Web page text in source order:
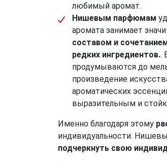
любимый аромат.
Нишевым парфюмам
аромата занимает
составом и
редких ингредиентов..
продумываются до
произведение
ароматических
выразительным и
Именно благодаря этому
индивидуальности.
подчеркнуть свою